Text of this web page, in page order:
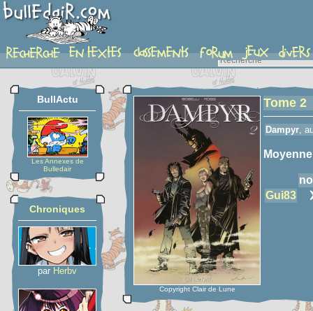
detail-etoiles
BullActu
Les Annexes de
Bulledair
Chroniques
par Herbv
Copyright Clair de Lune
Tome 2
Dampyr,
Moyenne
Gui83